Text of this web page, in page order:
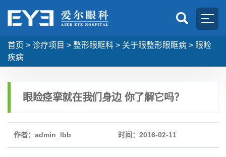
首页 > 诊疗项目 > 整形眼眶科 > 关于眼整形眼眶病 > 眼睑
疾病
眼睑痉挛就在我们身边 你了解它吗？
作者：admin_lbb 时间：2016-02-11